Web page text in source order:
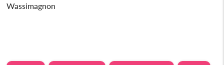
Wassimagnon